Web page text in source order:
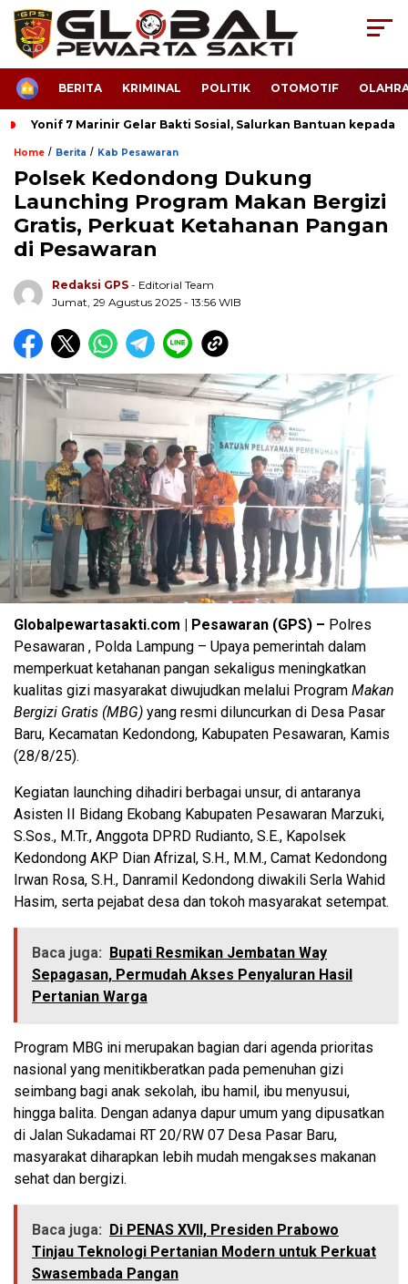
HOMEBERITA KRIMINAL POLITIK OTOMOTIF
Yonif 7 Marinir Gelar Bakti Sosial, Salurkan Bantuan kepada
Home / Berita / Kab Pesawaran
Polsek Kedondong Dukung
Launching Program Makan Bergizi
Gratis, Perkuat Ketahanan Pangan
di Pesawaran
Redaksi GPS - Editorial Team
Jumat, 29 Agustus 2025 - 13:56 WIB
Globalpewartasakti.com | Pesawaran (GPS) – Polres
Pesawaran , Polda Lampung – Upaya pemerintah dalam
memperkuat ketahanan pangan sekaligus meningkatkan
kualitas gizi masyarakat diwujudkan melalui Program Makan
Bergizi Gratis (MBG) yang resmi diluncurkan di Desa Pasar
Baru, Kecamatan Kedondong, Kabupaten Pesawaran, Kamis
(28/8/25).
Kegiatan launching dihadiri berbagai unsur, di antaranya
Asisten II Bidang Ekobang Kabupaten Pesawaran Marzuki,
S.Sos., M.Tr., Anggota DPRD Rudianto, S.E., Kapolsek
Kedondong AKP Dian Afrizal, S.H., M.M., Camat Kedondong
Irwan Rosa, S.H., Danramil Kedondong diwakili Serla Wahid
Hasim, serta pejabat desa dan tokoh masyarakat setempat.
Baca juga:
Bupati Resmikan Jembatan Way
Sepagasan, Permudah Akses Penyaluran Hasil
Pertanian Warga
Program MBG ini merupakan bagian dari agenda prioritas
nasional yang menitikberatkan pada pemenuhan gizi
seimbang bagi anak sekolah, ibu hamil, ibu menyusui,
hingga balita. Dengan adanya dapur umum yang dipusatkan
di Jalan Sukadamai RT 20/RW 07 Desa Pasar Baru,
masyarakat diharapkan lebih mudah mengakses makanan
sehat dan bergizi.
Baca juga:
Di PENAS XVII, Presiden Prabowo
Tinjau Teknologi Pertanian Modern untuk Perkuat
Swasembada Pangan